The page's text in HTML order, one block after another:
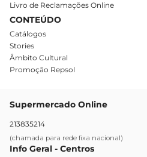
Livro de Reclamações Online
CONTEÚDO
Catálogos
Stories
Âmbito Cultural
Promoção Repsol
Supermercado Online
213835214
(chamada para rede fixa nacional)
Info Geral - Centros